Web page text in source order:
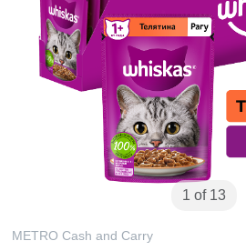
1 of 13
METRO Cash and Carry